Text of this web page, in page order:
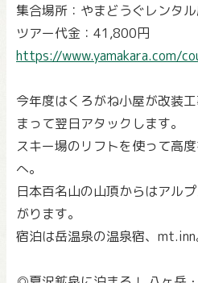
集合場所：やまどうぐレンタ
ツアー代金：41,800円
https://www.yamakara.com/
今年度はくろがね小屋が改装
まって翌日アタックします。
スキー場のリフトを使って高
へ。
日本百名山の山頂からはアル
がります。
宿泊は岳温泉の温泉宿、mt.inn